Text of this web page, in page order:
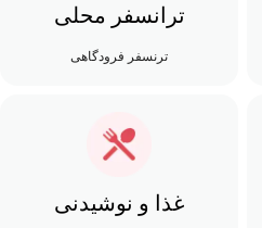
ترانسفر محلی
ترنسفر فرودگاهی
غذا و نوشیدنی